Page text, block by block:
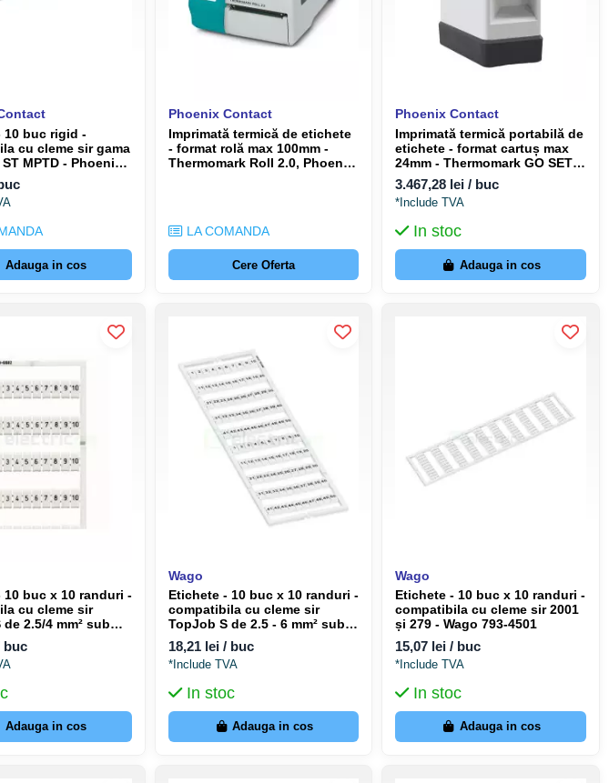
10 buc rigid -
cu cleme sir gama
ST MPTD - Phoenix
Adauga in cos
Phoenix Contact
Imprimată termică de etichete
- format rolă max 100mm -
Thermomark Roll 2.0, Phoenix
LA COMANDA
Cere Oferta
Phoenix Contact
Imprimată termică portabilă de
etichete - format cartuș max
24mm - Thermomark GO SET,
Phoenix Contact, 1221548
3.467,28 lei / buc
*Include TVA
In stoc
Adauga in cos
10 buc x 10 randuri -
cu cleme sir
2.5/4 mm² sub
numeric - Wago
buc
Adauga in cos
Wago
Etichete - 10 buc x 10 randuri -
compatibila cu cleme sir
TopJob S de 2.5 - 6 mm² sub
forma de 2x seturi 1 - 50 -
Wago 793-5566
18,21 lei / buc
*Include TVA
In stoc
Adauga in cos
Wago
Etichete - 10 buc x 10 randuri -
compatibila cu cleme sir 2001
și 279 - Wago 793-4501
15,07 lei / buc
*Include TVA
In stoc
Adauga in cos